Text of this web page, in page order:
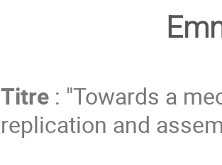
Titre : "Towards a
replication and